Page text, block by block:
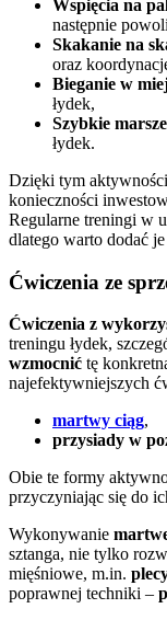
Wspięcia na
następnie
Skakanie na
oraz
Bieganie w
łydek,
Szybkie
łydek.
Dzięki tym
konieczności
Regularne treningi w
dlatego warto dodać
Ćwiczenia ze
Ćwiczenia z
treningu łydek,
wzmocnić tę
najefektywniejszych
martwy ciąg,
przysiady w
Obie te formy
przyczyniając się do
Wykonywanie
sztanga, nie tylko
mięśniowe, m.in.
poprawnej techniki –